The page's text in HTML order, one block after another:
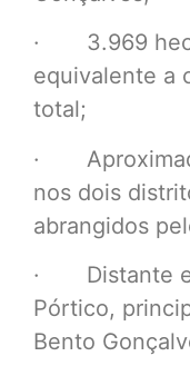
· 3.969
equivalente a
total;
·
nos dois
abrangidos
· Distante
Pórtico,
Bento